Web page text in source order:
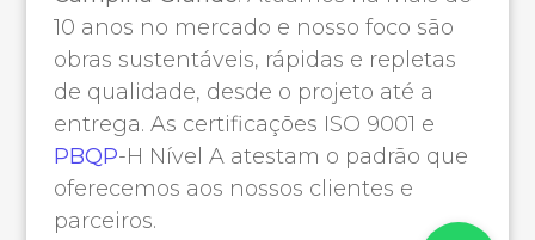
10 anos no mercado e nosso foco são
obras sustentáveis, rápidas e repletas
de qualidade, desde o projeto até a
entrega. As certificações ISO 9001 e
PBQP-H Nível A atestam o padrão que
oferecemos aos nossos clientes e
parceiros.